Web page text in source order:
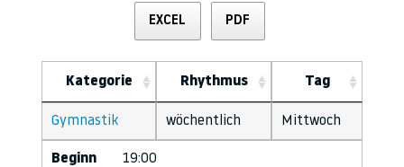
EXCEL PDF
Kategorie Rhythmus Tag
Gymnastik wöchentlich Mittwoch
Beginn 19:00